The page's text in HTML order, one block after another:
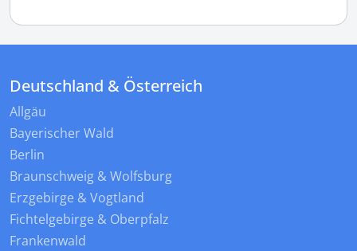
Deutschland & Österreich
Allgäu
Bayerischer Wald
Berlin
Braunschweig & Wolfsburg
Erzgebirge & Vogtland
Fichtelgebirge & Oberpfalz
Frankenwald